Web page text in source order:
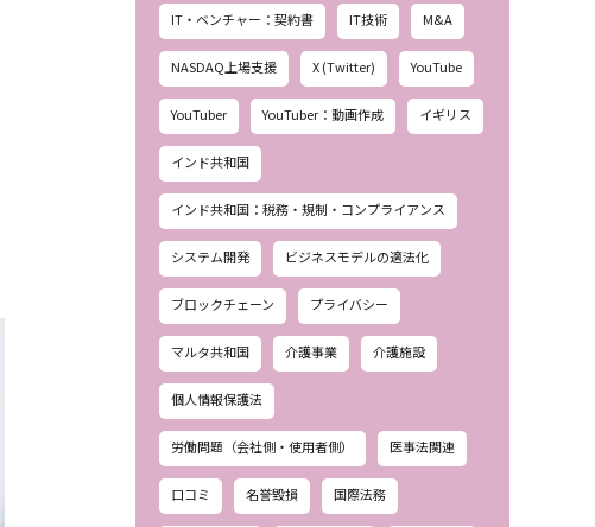
IT・ベンチャー：契約書 IT技術 M&A
NASDAQ上場支援 X (Twitter) YouTube
YouTuber YouTuber：動画作成 イギリス
インド共和国
インド共和国：税務・規制・コンプライアンス
システム開発 ビジネスモデルの適法化
ブロックチェーン プライバシー
マルタ共和国 介護事業 介護施設
個人情報保護法
労働問題（会社側・使用者側） 医事法関連
口コミ 名誉毀損 国際法務